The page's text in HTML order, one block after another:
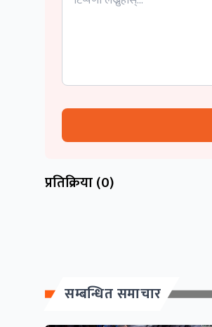
प्रतिक्रिया (0)
सम्बन्धित समाचार